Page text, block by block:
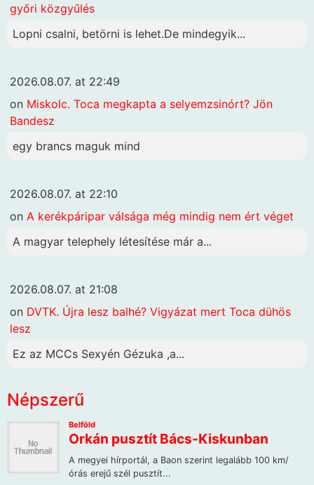
győri közgyűlés
Lopni csalni, betörni is lehet.De mindegyik...
2026.08.07. at 22:49
on Miskolc. Toca megkapta a selyemzsinórt? Jön
Bandesz
egy brancs maguk mind
2026.08.07. at 22:10
on A kerékpáripar válsága még mindig nem ért véget
A magyar telephely létesítése már a...
2026.08.07. at 21:08
on DVTK. Újra lesz balhé? Vigyázat mert Toca dühös
lesz
Ez az MCCs Sexyén Gézuka ,a...
Népszerű